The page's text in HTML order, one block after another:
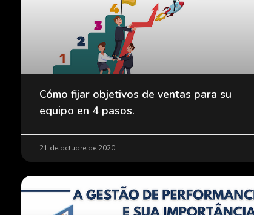
Cómo fijar objetivos de ventas para su
equipo en 4 pasos.
21 de octubre de 2020